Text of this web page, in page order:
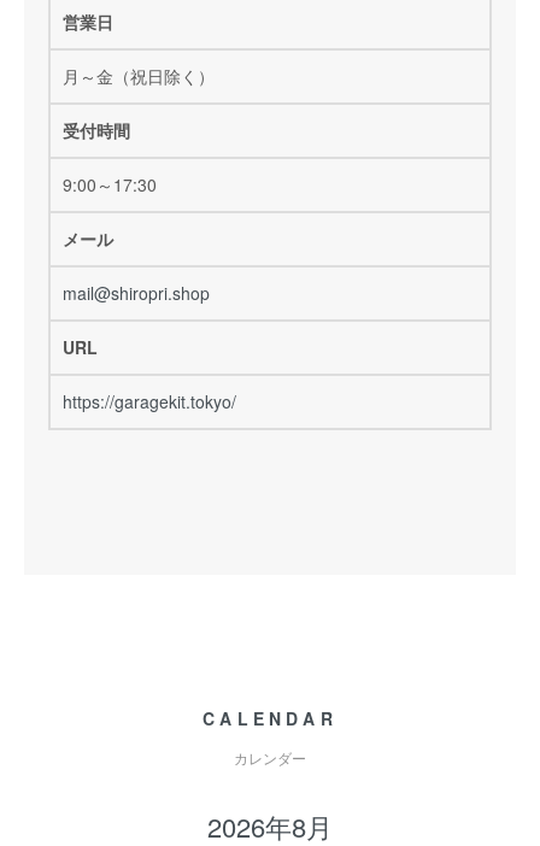
営業日
月～金（祝日除く）
受付時間
9:00～17:30
メール
mail@shiropri.shop
URL
https://garagekit.tokyo/
CALENDAR
カレンダー
2026年8月